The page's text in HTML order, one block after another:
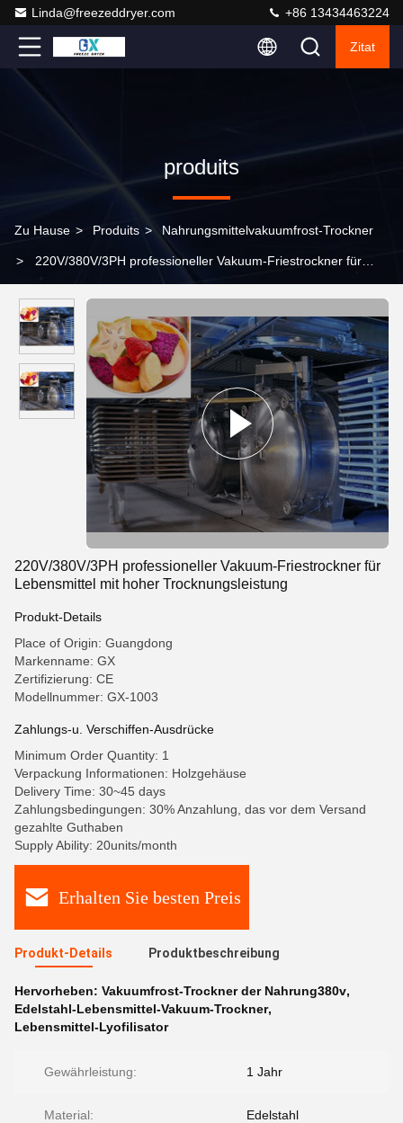
Linda@freezeddryer.com +86 13434463224
Zitat
produits
Zu Hause > Produits > Nahrungsmittelvakuumfrost-Trockner
> 220V/380V/3PH professioneller Vakuum-Friestrockner für
220V/380V/3PH professioneller Vakuum-Friestrockner für
Lebensmittel mit hoher Trocknungsleistung
Produkt-Details
Place of Origin: Guangdong
Markenname: GX
Zertifizierung: CE
Modellnummer: GX-1003
Zahlungs-u. Verschiffen-Ausdrücke
Minimum Order Quantity: 1
Verpackung Informationen: Holzgehäuse
Delivery Time: 30~45 days
Zahlungsbedingungen: 30% Anzahlung, das vor dem Versand
gezahlte Guthaben
Supply Ability: 20units/month
Erhalten Sie besten Preis
Produkt-Details Produktbeschreibung
Hervorheben: Vakuumfrost-Trockner der Nahrung380v,
Edelstahl-Lebensmittel-Vakuum-Trockner,
Lebensmittel-Lyofilisator
Gewährleistung: 1 Jahr
Material: Edelstahl